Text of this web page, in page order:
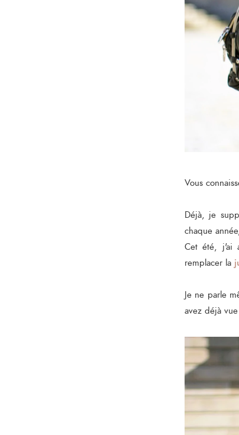
Vous
Déjà, je
chaque
Cet été, j'ai
remplacer la
Je ne parle
avez déjà